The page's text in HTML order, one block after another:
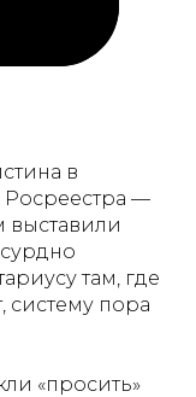
в
Росреестра —
выставили
там, где
систему пора
«просить»